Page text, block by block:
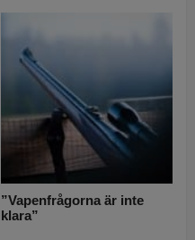
”Vapenfrågorna är inte
klara”